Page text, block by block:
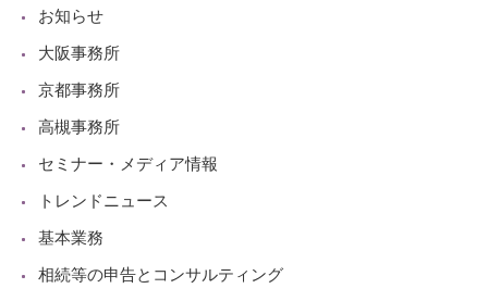
お知らせ
大阪事務所
京都事務所
高槻事務所
セミナー・メディア情報
トレンドニュース
基本業務
相続等の申告とコンサルティング